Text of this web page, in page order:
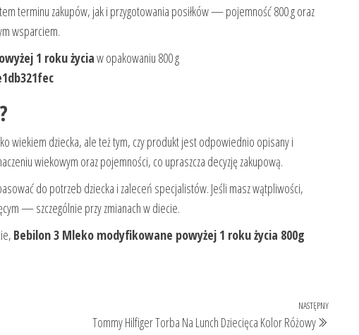
terminu zakupów, jak i przygotowania posiłków — pojemność 800 g oraz
wsparciem.
1 roku życiaw opakowaniu 800 g
wiekiem dziecka, ale też tym, czy produkt jest odpowiednio opisany i
wiekowym oraz pojemności, co upraszcza decyzję zakupową.
do potrzeb dziecka i zaleceń specjalistów. Jeśli masz wątpliwości,
— szczególnie przy zmianach w diecie.
Bebilon 3 Mleko modyfikowane powyżej 1 roku życia 800g
Następny
NASTĘPNY
Tommy Hilfiger Torba Na Lunch Dziecięca Kolor Różowy